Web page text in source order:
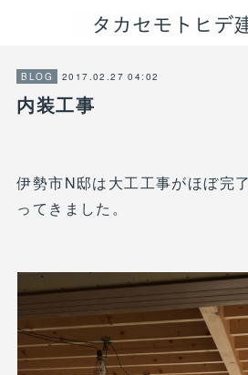
BLOG 2017.02.27 04:02
内装工事
伊勢市N邸は大工工事がほぼ完
ってきました。